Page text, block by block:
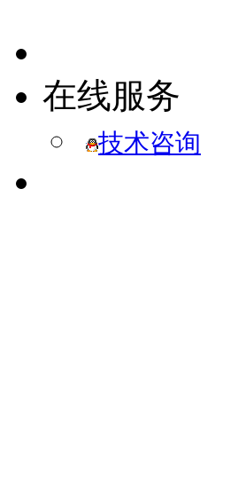
在线服务
技术咨询